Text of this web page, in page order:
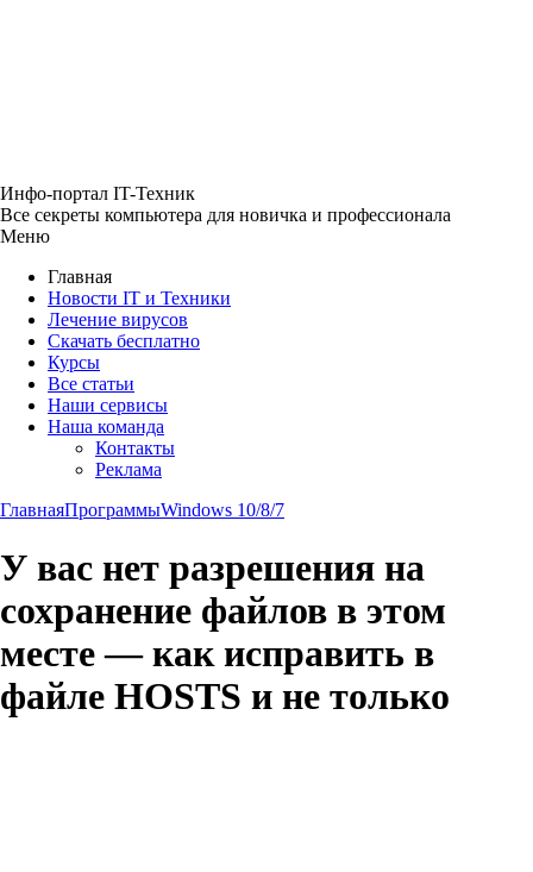
Инфо-портал IT-Техник
Все секреты компьютера для новичка и профессионала
Меню
Главная
Новости IT и Техники
Лечение вирусов
Скачать бесплатно
Курсы
Все статьи
Наши сервисы
Наша команда
Контакты
Реклама
ГлавнаяПрограммыWindows 10/8/7
У вас нет разрешения на
сохранение файлов в этом
месте — как исправить в
файле HOSTS и не только